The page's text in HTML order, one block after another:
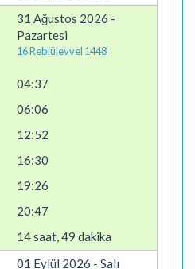
31 Ağustos 2026 -
Pazartesi
16 Rebiülevvel 1448
04:37
06:06
12:52
16:30
19:26
20:47
14 saat, 49 dakika
01 Eylül 2026 - Salı